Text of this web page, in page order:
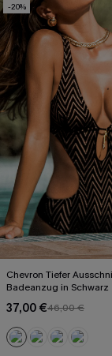
-20%
Chevron Tiefer
Badeanzug in Schwarz
37,00 €46,00 €